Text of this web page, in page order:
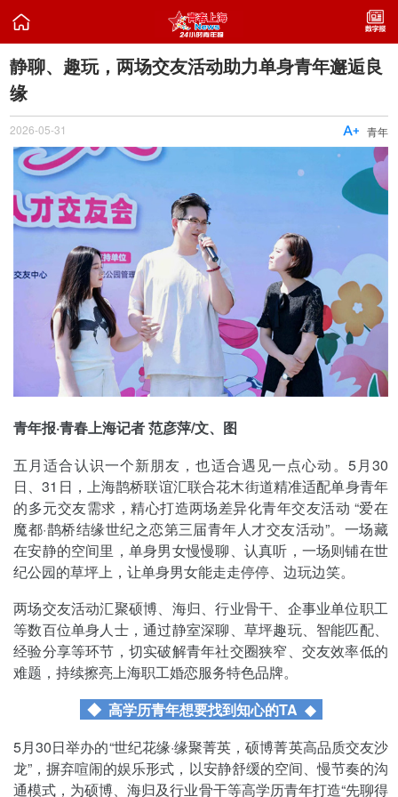

静聊、趣玩，两场交友活动助力单身青年邂逅良
缘
2026-05-31 青年

青年报·青春上海记者 范彦萍/文、图
五月适合认识一个新朋友，也适合遇见一点心动。5月30
日、31日，上海鹊桥联谊汇联合花木街道精准适配单身青年
的多元交友需求，精心打造两场差异化青年交友活动 “爱在
魔都·鹊桥结缘世纪之恋第三届青年人才交友活动”。一场藏
在安静的空间里，单身男女慢慢聊、认真听，一场则铺在世
纪公园的草坪上，让单身男女能走走停停、边玩边笑。
两场交友活动汇聚硕博、海归、行业骨干、企事业单位职工
等数百位单身人士，通过静室深聊、草坪趣玩、智能匹配、
经验分享等环节，切实破解青年社交圈狭窄、交友效率低的
难题，持续擦亮上海职工婚恋服务特色品牌。
◆ 高学历青年想要找到知心的TA ◆
5月30日举办的“世纪花缘·缘聚菁英，硕博菁英高品质交友沙
龙”，摒弃喧闹的娱乐形式，以安静舒缓的空间、慢节奏的沟
通模式，为硕博、海归及行业骨干等高学历青年打造“先聊得